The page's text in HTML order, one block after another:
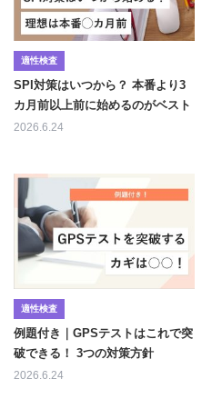
適性検査
SPI対策はいつから？ 本番より3
カ月前以上前に始めるのがベスト
2026.6.24
適性検査
例題付き｜GPSテストはこれで突
破できる！ 3つの対策方針
2026.6.24